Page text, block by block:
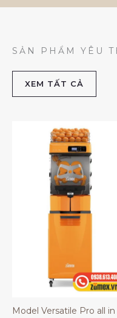
SẢN PHẨM YÊU
XEM TẤT CẢ
Model Versatile Pro all in